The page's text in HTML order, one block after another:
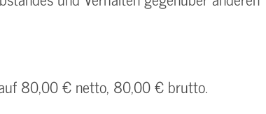
80,00 € netto, 80,00 € brutto.